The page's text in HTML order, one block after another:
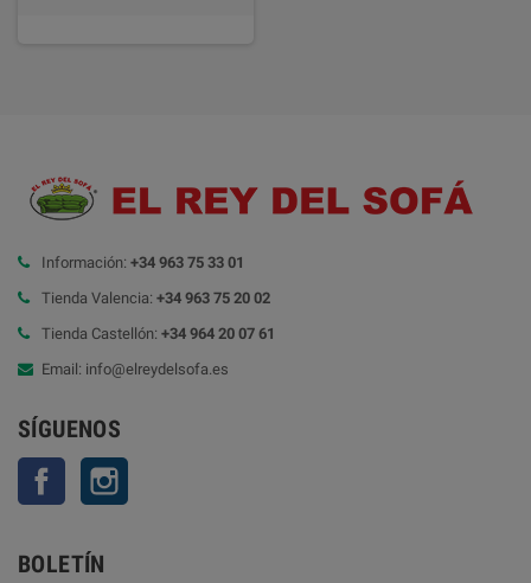
Información: +34 963 75 33 01
Tienda Valencia: +34 963 75 20 02
Tienda Castellón: +34 964 20 07 61
Email: info@elreydelsofa.es
SÍGUENOS
Facebook
BOLETÍN